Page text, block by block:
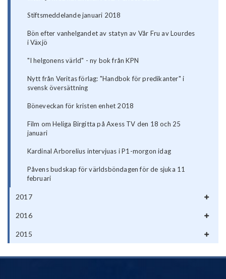
Stiftsmeddelande januari 2018
Bön efter vanhelgandet av statyn av Vår Fru av Lourdes
i Växjö
"I helgonens värld" - ny bok från KPN
Nytt från Veritas förlag: "Handbok för predikanter" i
svensk översättning
Böneveckan för kristen enhet 2018
Film om Heliga Birgitta på Axess TV den 18 och 25
januari
Kardinal Arborelius intervjuas i P1-morgon idag
Påvens budskap för världsböndagen för de sjuka 11
februari
2017
2016
2015